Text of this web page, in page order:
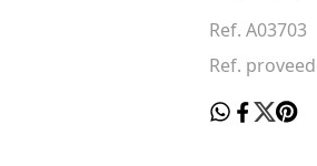
Ref. A03703
Ref.